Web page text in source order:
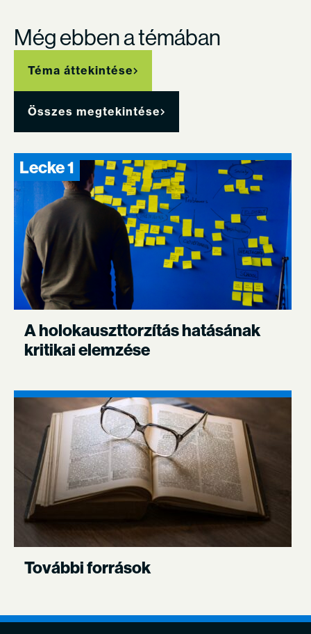
Még ebben a témában
Téma áttekintése
Összes megtekintése
Lecke 1
A holokauszttorzítás hatásának
kritikai elemzése
További források